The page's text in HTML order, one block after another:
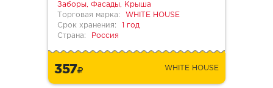
Заборы, Фасады, Крыша
Торговая марка:
WHITE HOUSE
Срок хранения:
1 год
Страна:
Россия
357 WHITE HOUSE